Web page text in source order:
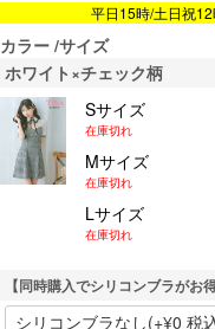
平日15時/土日祝
カラー サイズ
ホワイト×チェック柄
Sサイズ
在庫切れ
Mサイズ
在庫切れ
Lサイズ
在庫切れ
【同時購入でシリコンブラがお